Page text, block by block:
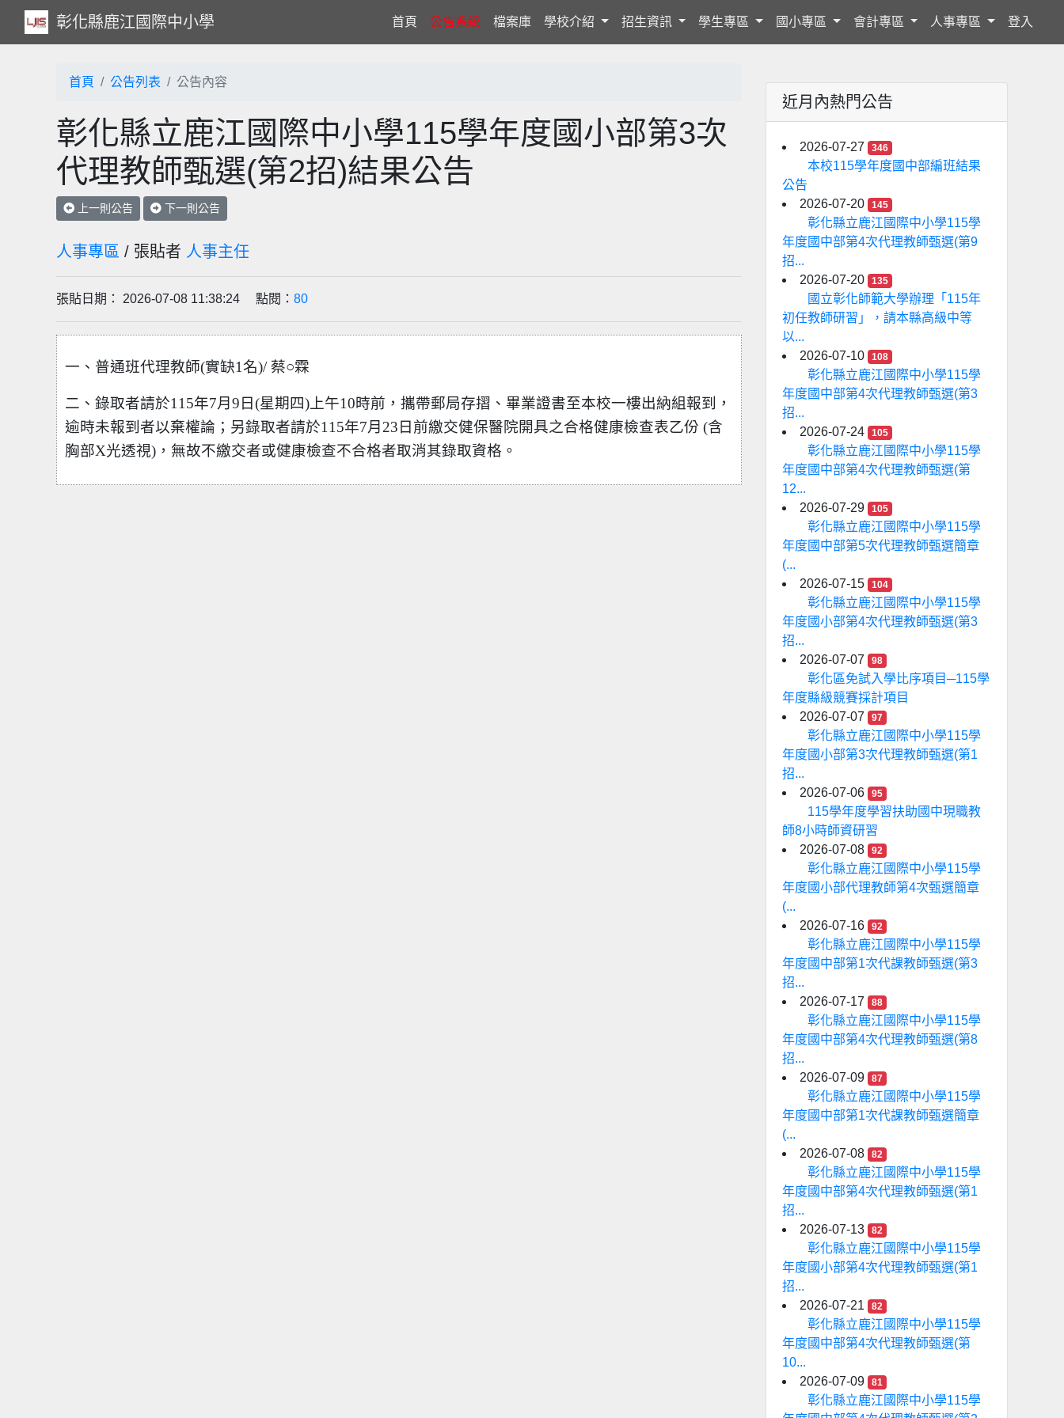
彰化縣鹿江國際中小學 首頁(current)
公告系統 檔案庫 學校介紹 招生資訊 學生專區 國小專區 會計專區 人事專區 登入
首頁 公告列表 公告內容
彰化縣立鹿江國際中小學115學年度國小部第3次
代理教師甄選(第2招)結果公告
上一則公告 下一則公告
人事專區 / 張貼者 人事主任
張貼日期： 2026-07-08 11:38:24 點閱： 80
一、普通班代理教師(實缺1名)/ 蔡○霖
二、錄取者請於115年7月9日(星期四)上午10時前，攜帶郵局存摺、畢業證書至本校一樓出納組報到，
逾時未報到者以棄權論；另錄取者請於115年7月23日前繳交健保醫院開具之合格健康檢查表乙份 (含
胸部X光透視)，無故不繳交者或健康檢查不合格者取消其錄取資格。
近月內熱門公告
2026-07-27 346
本校115學年度國中部編班結果
公告
2026-07-20
145
彰化縣立鹿江國際中小學115學
年度國中部第4次代理教師甄選(第9
招...
2026-07-20
135
國立彰化師範大學辦理「115年
初任教師研習」，請本縣高級中等
以...
2026-07-10
108
彰化縣立鹿江國際中小學115學
年度國中部第4次代理教師甄選(第3
招...
2026-07-24
105
彰化縣立鹿江國際中小學115學
年度國中部第4次代理教師甄選(第
12...
2026-07-29
105
彰化縣立鹿江國際中小學115學
年度國中部第5次代理教師甄選簡章
(...
2026-07-15
104
彰化縣立鹿江國際中小學115學
年度國小部第4次代理教師甄選(第3
招...
2026-07-07
98
彰化區免試入學比序項目─115學
年度縣級競賽採計項目
2026-07-07
97
彰化縣立鹿江國際中小學115學
年度國小部第3次代理教師甄選(第1
招...
2026-07-06
95
115學年度學習扶助國中現職教
師8小時師資研習
2026-07-08
92
彰化縣立鹿江國際中小學115學
年度國小部代理教師第4次甄選簡章
(...
2026-07-16
92
彰化縣立鹿江國際中小學115學
年度國中部第1次代課教師甄選(第3
招...
2026-07-17
88
彰化縣立鹿江國際中小學115學
年度國中部第4次代理教師甄選(第8
招...
2026-07-09
87
彰化縣立鹿江國際中小學115學
年度國中部第1次代課教師甄選簡章
(...
2026-07-08
82
彰化縣立鹿江國際中小學115學
年度國中部第4次代理教師甄選(第1
招...
2026-07-13
82
彰化縣立鹿江國際中小學115學
年度國小部第4次代理教師甄選(第1
招...
2026-07-21
82
彰化縣立鹿江國際中小學115學
年度國中部第4次代理教師甄選(第
10...
2026-07-09
81
彰化縣立鹿江國際中小學115學